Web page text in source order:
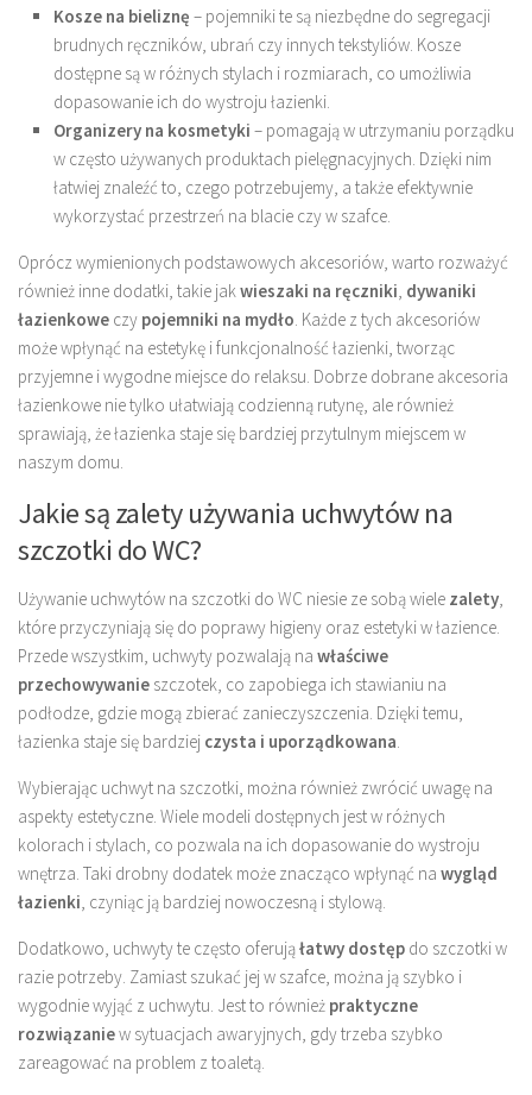
Kosze na bieliznę – pojemniki te są niezbędne do segregacji
brudnych ręczników, ubrań czy innych tekstyliów. Kosze
dostępne są w różnych stylach i rozmiarach, co umożliwia
dopasowanie ich do wystroju łazienki.
Organizery na kosmetyki – pomagają w utrzymaniu porządku
w często używanych produktach pielęgnacyjnych. Dzięki nim
łatwiej znaleźć to, czego potrzebujemy, a także efektywnie
wykorzystać przestrzeń na blacie czy w szafce.
Oprócz wymienionych podstawowych akcesoriów, warto rozważyć
również inne dodatki, takie jak wieszaki na ręczniki dywaniki
łazienkowe czy pojemniki na mydło . Każde z tych akcesoriów
może wpłynąć na estetykę i funkcjonalność łazienki, tworząc
przyjemne i wygodne miejsce do relaksu. Dobrze dobrane akcesoria
łazienkowe nie tylko ułatwiają codzienną rutynę, ale również
sprawiają, że łazienka staje się bardziej przytulnym miejscem w
naszym domu.
Jakie są zalety używania uchwytów na
szczotki do WC?
Używanie uchwytów na szczotki do WC niesie ze sobą wiele zalety
które przyczyniają się do poprawy higieny oraz estetyki w łazience.
Przede wszystkim, uchwyty pozwalają na właściwe
przechowywanie szczotek, co zapobiega ich stawianiu na
podłodze, gdzie mogą zbierać zanieczyszczenia. Dzięki temu,
łazienka staje się bardziej czysta i uporządkowana
Wybierając uchwyt na szczotki, można również zwrócić uwagę na
aspekty estetyczne. Wiele modeli dostępnych jest w różnych
kolorach i stylach, co pozwala na ich dopasowanie do wystroju
wnętrza. Taki drobny dodatek może znacząco wpłynąć na wygląd
łazienki , czyniąc ją bardziej nowoczesną i stylową.
Dodatkowo, uchwyty te często oferująłatwy dostęp do szczotki w
razie potrzeby. Zamiast szukać jej w szafce, można ją szybko i
wygodnie wyjąć z uchwytu. Jest to również praktyczne
rozwiązaniew sytuacjach awaryjnych, gdy trzeba szybko
zareagować na problem z toaletą.